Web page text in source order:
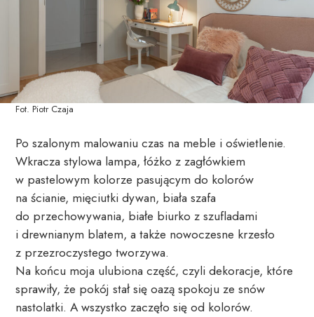
Fot. Piotr Czaja
Po szalonym malowaniu czas na meble i oświetlenie.
Wkracza stylowa lampa, łóżko z zagłówkiem
w pastelowym kolorze pasującym do kolorów
na ścianie, mięciutki dywan, biała szafa
do przechowywania, białe biurko z szufladami
i drewnianym blatem, a także nowoczesne krzesło
z przezroczystego tworzywa.
Na końcu moja ulubiona część, czyli dekoracje, które
sprawiły, że pokój stał się oazą spokoju ze snów
nastolatki. A wszystko zaczęło się od kolorów.